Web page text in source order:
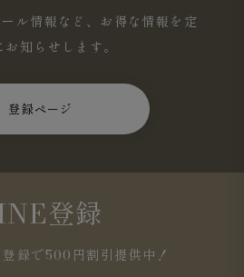
ルな着こなしにも自然に馴染み、軽
に仕上がります。
ル情報など、お得な情報を定
知らせします。
登録ページ
登録
録で500円割引提供中！